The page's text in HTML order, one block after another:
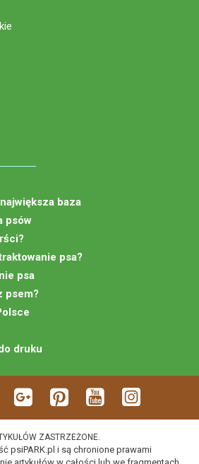
baza
psów
psa?
psa
psem?
druku
ZASTRZEŻONE.
psiPARK.pl i są chronione prawami